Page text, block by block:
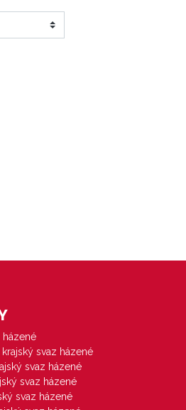
házené
svaz házené
svaz házené
svaz házené
svaz házené